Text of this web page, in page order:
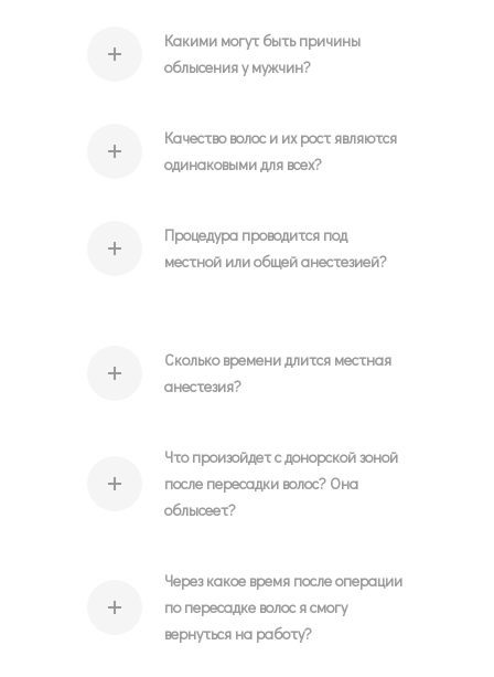
Какими могут быть причины
облысения у мужчин?
Качество волос и их рост являются
одинаковыми для всех?
Процедура проводится под
местной или общей анестезией?
Сколько времени длится местная
анестезия?
Что произойдет с донорской зоной
после пересадки волос? Она
облысеет?
Через какое время после операции
по пересадке волос я смогу
вернуться на работу?